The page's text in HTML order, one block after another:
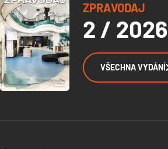
ZPRAVODAJ
2 / 2026
VŠECHNA VYDÁNÍ